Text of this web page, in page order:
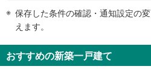
知
を
保存した条件の確認・通知設定の
えます。
おすすめの新築一戸建て